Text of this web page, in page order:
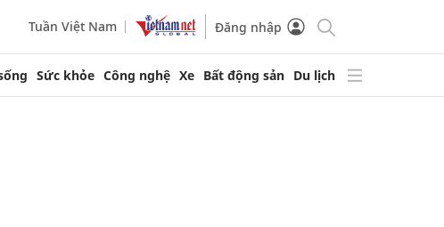
Tuần Việt Nam Đăng nhập
Sức khỏe Công nghệ Xe Bất động sản Du lịch